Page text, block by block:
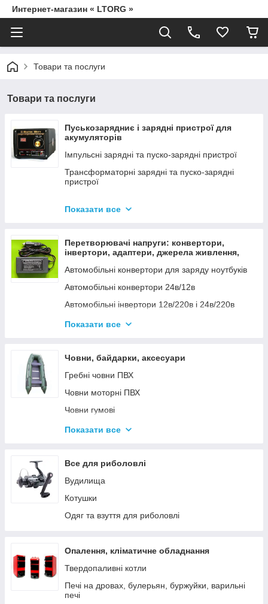
Интернет-магазин « LTORG »
Товари та послуги
Товари та послуги
Пуськозарядниє і зарядні пристрої для
акумуляторів
Імпульсні зарядні та пуско-зарядні пристрої
Трансформаторні зарядні та пуско-зарядні
пристрої
Показати все
Перетворювачі напруги: конвертори,
інвертори, адаптери, джерела живлення,
Автомобільні конвертори для заряду ноутбуків
Автомобільні конвертори 24в/12в
Автомобільні інвертори 12в/220в і 24в/220в
Вольтметры
Показати все
Човни, байдарки, аксесуари
Гребні човни ПВХ
Човни моторні ПВХ
Човни гумові
Надувні байдарки
Тюбінг
Страхувальні жилети
Човники ΩMega
Лодки Grif boat
Показати все
Все для риболовлі
Вудилища
Котушки
Одяг та взуття для риболовлі
Опалення, кліматичне обладнання
Твердопаливні котли
Печі на дровах, булерьян, буржуйки, варильні
печі